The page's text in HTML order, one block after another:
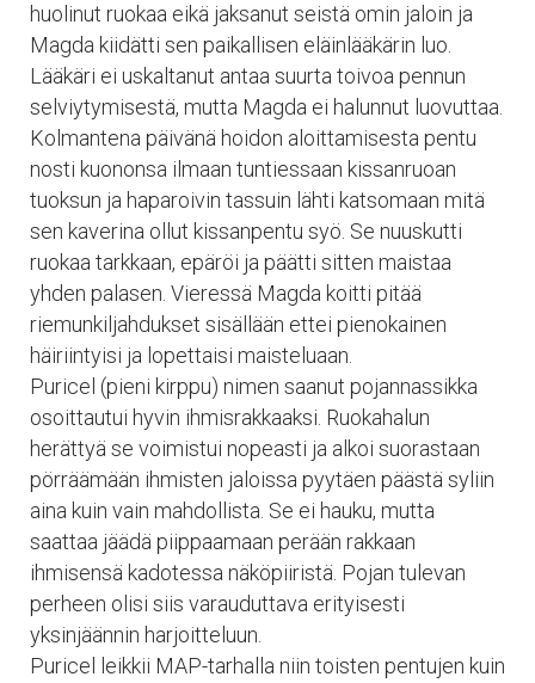
huolinut ruokaa eikä jaksanut seistä omin jaloin ja
Magda kiidätti sen paikallisen eläinlääkärin luo.
Lääkäri ei uskaltanut antaa suurta toivoa pennun
selviytymisestä, mutta Magda ei halunnut luovuttaa.
Kolmantena päivänä hoidon aloittamisesta pentu
nosti kuononsa ilmaan tuntiessaan kissanruoan
tuoksun ja haparoivin tassuin lähti katsomaan mitä
sen kaverina ollut kissanpentu syö. Se nuuskutti
ruokaa tarkkaan, epäröi ja päätti sitten maistaa
yhden palasen. Vieressä Magda koitti pitää
riemunkiljahdukset sisällään ettei pienokainen
häiriintyisi ja lopettaisi maisteluaan.
Puricel (pieni kirppu) nimen saanut pojannassikka
osoittautui hyvin ihmisrakkaaksi. Ruokahalun
herättyä se voimistui nopeasti ja alkoi suorastaan
pörräämään ihmisten jaloissa pyytäen päästä syliin
aina kuin vain mahdollista. Se ei hauku, mutta
saattaa jäädä piippaamaan perään rakkaan
ihmisensä kadotessa näköpiiristä. Pojan tulevan
perheen olisi siis varauduttava erityisesti
yksinjäännin harjoitteluun.
Puricel leikkii MAP-tarhalla niin toisten pentujen kuin